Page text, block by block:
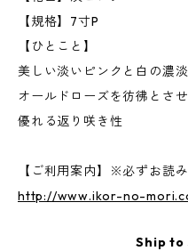
【規格】7寸P
【ひとこと】
美しい淡いピンクと白の濃淡
オールドローズを彷彿とさ
優れる返り咲き性
【ご利用案内】※必ずお読
http://www.ikor-no-
Ship to